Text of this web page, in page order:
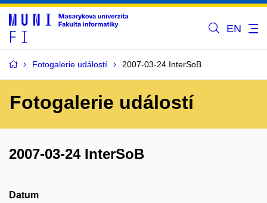
EN
Fotogalerie událostí 2007-03-24 InterSoB
Fotogalerie událostí
2007-03-24 InterSoB
Datum